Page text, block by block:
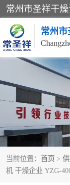
常州市
当前位置： 首页 >
机 干燥企业 YZG-
单锥真空干燥机
气流干燥机
干燥机
桨叶干燥机